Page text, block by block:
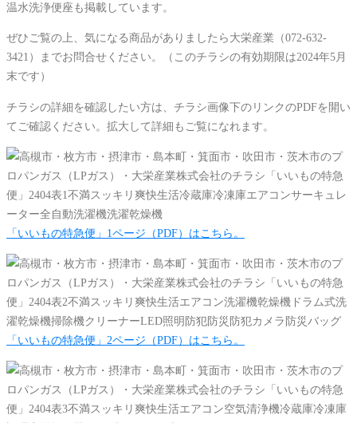
温水洗浄便座も掲載しています。
ぜひご覧の上、気になる商品がありましたら大栄産業（072-632-
3421）までお問合せください。（このチラシの有効期限は2024年5月
末です）
チラシの詳細を確認したい方は、チラシ画像下のリンクのPDFを開い
てご確認ください。拡大して詳細もご覧になれます。
「いいもの特急便」1ページ（PDF）はこちら。
「いいもの特急便」2ページ（PDF）はこちら。